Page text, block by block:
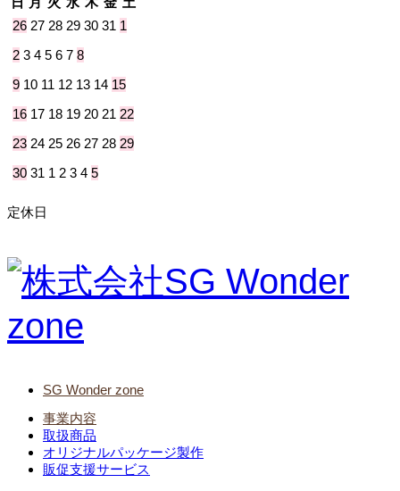
26 27 28 29 30 31 1
2 3 4 5 6 7 8
9 10 11 12 13 14 15
16 17 18 19 20 21 22
23 24 25 26 27 28 29
30 31 1 2 3 4 5
定休日
SG Wonder zone
事業内容
取扱商品
オリジナルパッケージ製作
販促支援サービス